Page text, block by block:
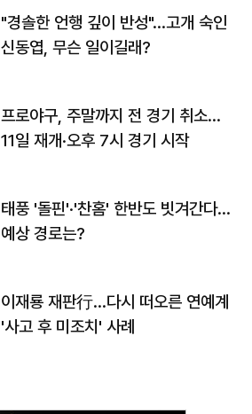
"경솔한 언행 깊이 반성"…고개 숙인
신동엽, 무슨 일이길래?
프로야구, 주말까지 전 경기 취소…
11일 재개·오후 7시 경기 시작
태풍 '돌핀'·'찬홈' 한반도 빗겨간다…
예상 경로는?
이재룡 재판行…다시 떠오른 연예계
'사고 후 미조치' 사례